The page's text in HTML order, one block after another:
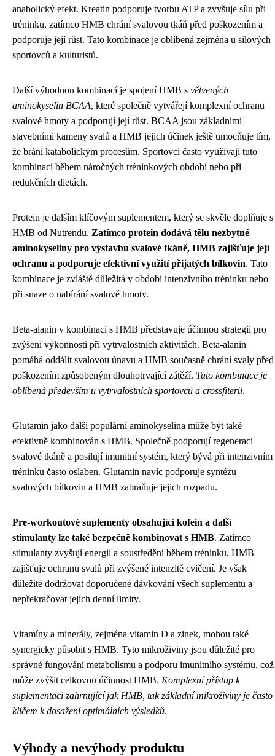
anabolický efekt. Kreatin podporuje tvorbu ATP a zvyšuje sílu při
tréninku, zatímco HMB chrání svalovou tkáň před poškozením a
podporuje její růst. Tato kombinace je oblíbená zejména u silových
sportovců a kulturistů.
Další výhodnou kombinací je spojení HMB s větvených
aminokyselin BCAA, které společně vytvářejí komplexní ochranu
svalové hmoty a podporují její růst. BCAA jsou základními
stavebními kameny svalů a HMB jejich účinek ještě umocňuje tím,
že brání katabolickým procesům. Sportovci často využívají tuto
kombinaci během náročných tréninkových období nebo při
redukčních dietách.
Protein je dalším klíčovým suplementem, který se skvěle doplňuje s
HMB od Nutrendu. Zatímco protein dodává tělu nezbytné
aminokyseliny pro výstavbu svalové tkáně, HMB zajišťuje její
ochranu a podporuje efektivní využití přijatých bílkovin. Tato
kombinace je zvláště důležitá v období intenzivního tréninku nebo
při snaze o nabírání svalové hmoty.
Beta-alanin v kombinaci s HMB představuje účinnou strategii pro
zvýšení výkonnosti při vytrvalostních aktivitách. Beta-alanin
pomáhá oddálit svalovou únavu a HMB současně chrání svaly před
poškozením způsobeným dlouhotrvající zátěží. Tato kombinace je
oblíbená především u vytrvalostních sportovců a crossfiterů.
Glutamin jako další populární aminokyselina může být také
efektivně kombinován s HMB. Společně podporují regeneraci
svalové tkáně a posilují imunitní systém, který bývá při intenzivním
tréninku často oslaben. Glutamin navíc podporuje syntézu
svalových bílkovin a HMB zabraňuje jejich rozpadu.
Pre-workoutové suplementy obsahující kofein a další
stimulanty lze také bezpečně kombinovat s HMB. Zatímco
stimulanty zvyšují energii a soustředění během tréninku, HMB
zajišťuje ochranu svalů při zvýšené intenzitě cvičení. Je však
důležité dodržovat doporučené dávkování všech suplementů a
nepřekračovat jejich denní limity.
Vitamíny a minerály, zejména vitamin D a zinek, mohou také
synergicky působit s HMB. Tyto mikroživiny jsou důležité pro
správné fungování metabolismu a podporu imunitního systému, což
může zvýšit celkovou účinnost HMB. Komplexní přístup k
suplementaci zahrnující jak HMB, tak základní mikroživiny je často
klíčem k dosažení optimálních výsledků.
Výhody a nevýhody produktu